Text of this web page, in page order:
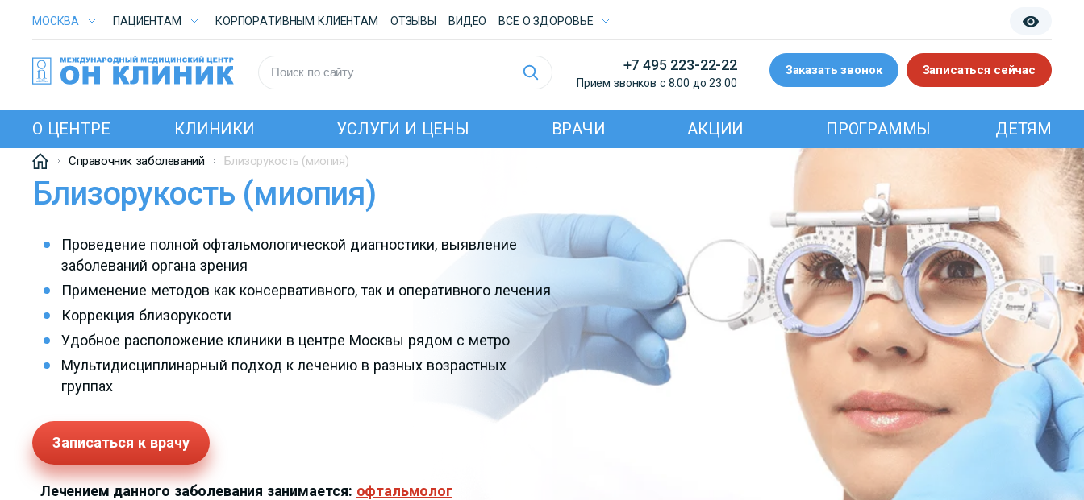
МОСКВА ПАЦИЕНТАМ КОРПОРАТИВНЫМ КЛИЕНТАМ ОТЗЫВЫ ВИДЕО ВСE О ЗДОРОВЬЕ
+7 495 223-22-22
Прием звонков с 8:00 до 23:00
Заказать звонок Записаться сейчас
О ЦЕНТРЕ КЛИНИКИ УСЛУГИ И ЦЕНЫ ВРАЧИ АКЦИИ ПРОГРАММЫ ДЕТЯМ
Справочник заболеваний Близорукость (миопия)
Близорукость (миопия)
Проведение полной офтальмологической диагностики, выявление
заболеваний органа зрения
Применение методов как консервативного, так и оперативного лечения
Коррекция близорукости
Удобное расположение клиники в центре Москвы рядом с метро
Мультидисциплинарный подход к лечению в разных возрастных
группах
Записаться к врачу
Лечением данного заболевания занимается: офтальмолог